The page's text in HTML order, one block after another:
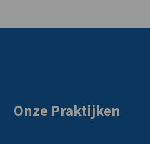
Onze Praktijken